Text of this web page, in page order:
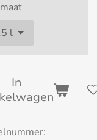
In